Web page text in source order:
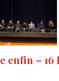
enfin – 16